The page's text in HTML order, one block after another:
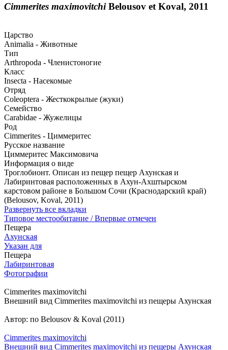
Cimmerites maximovitchiBelousov et Koval, 2011
Царство
Animalia - Животные
Тип
Arthropoda - Членистоногие
Класс
Insecta - Насекомые
Отряд
Coleoptera - Жесткокрылые (жуки)
Семейство
Carabidae - Жужелицы
Род
Cimmerites - Циммеритес
Русское название
Циммеритес Максимовича
Информация о виде
Троглобионт. Описан из пещер пещер Ахунская и
Лабиринтовая расположенных в Ахун-Ахштырском
карстовом районе в Большом Сочи (Краснодарский край)
(Belousov, Koval, 2011)
Развернуть все вкладки
Типовое местообитание / Впервые отмечен
Пещера
Ахунская
Указан для
Пещера
Лабиринтовая
Фотографии
Cimmerites maximovitchi
Внешний вид Cimmerites maximovitchi из пещеры Ахунская
Автор: по Belousov & Koval (2011)
Cimmerites maximovitchi
Внешний вид Cimmerites maximovitchi из пещеры Ахунская